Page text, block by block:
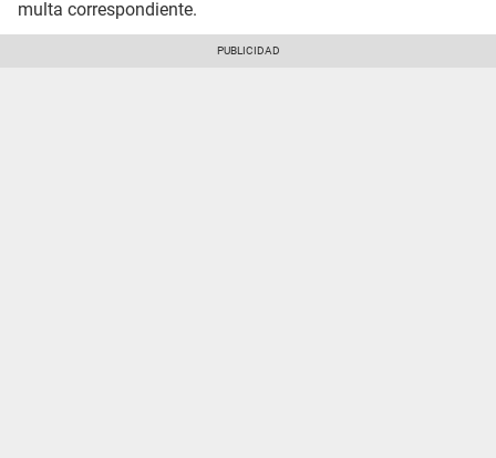
multa correspondiente.